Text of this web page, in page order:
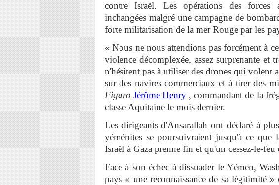
contre Israël. Les opérations des forces
inchangées malgré une campagne de
forte militarisation de la mer Rouge par les
« Nous ne nous attendions pas forcément à
violence décomplexée, assez surprenante et
n'hésitent pas à utiliser des drones qui volent
sur des navires commerciaux et à tirer des
FigaroJérôme Henry , commandant de la
classe Aquitaine le mois dernier.
Les dirigeants d'Ansarallah ont déclaré à
yéménites se poursuivraient jusqu'à ce que
Israël à Gaza prenne fin et qu'un cessez-le-
Face à son échec à dissuader le Yémen,
pays « une reconnaissance de sa légitimité »